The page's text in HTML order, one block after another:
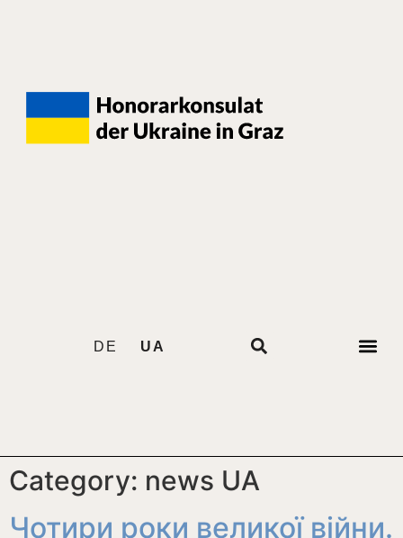
DE UA
Category: news UA
Чотири роки великої війни.